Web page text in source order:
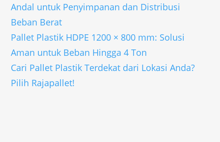
Andal untuk Penyimpanan dan Distribusi
Beban Berat
Pallet Plastik HDPE 1200 × 800 mm: Solusi
Aman untuk Beban Hingga 4 Ton
Cari Pallet Plastik Terdekat dari Lokasi Anda?
Pilih Rajapallet!